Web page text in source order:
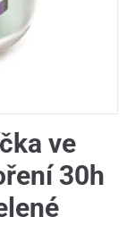
ve
30h